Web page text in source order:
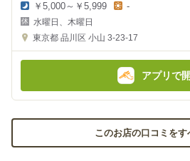
夜
の
金
￥5,000～￥5,999
金
-
水曜日、木曜日
東京都 品川区 小山 3-23-17
アプリで
このお店の口コミをす